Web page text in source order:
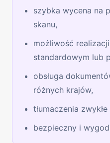
szybka wycena na
skanu,
możliwość
standardowym lub
obsługa
różnych krajów,
tłumaczenia
bezpieczny i